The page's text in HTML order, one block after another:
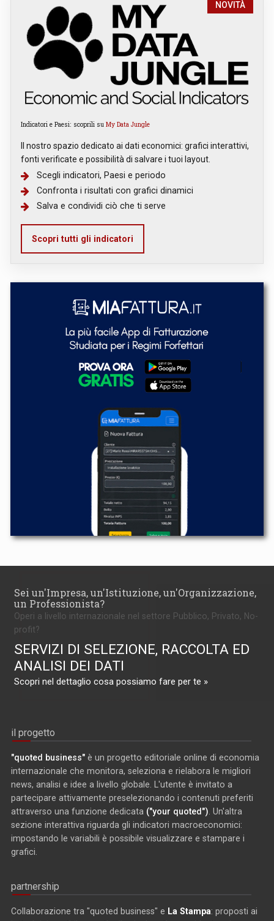
NOVITÀ
Indicatori e Paesi: scoprili su My Data Jungle
Il nostro spazio dedicato ai dati economici: grafici interattivi,
fonti verificate e possibilità di salvare i tuoi layout.
Scegli indicatori, Paesi e periodo
Confronta i risultati con grafici dinamici
Salva e condividi ciò che ti serve
Scopri tutti gli indicatori
Sei un'Impresa, un'Istituzione, un'Organizzazione,
un Professionista?
Operi a livello internazionale nel settore Pubblico, Privato, No-
profit?
SERVIZI DI SELEZIONE, RACCOLTA ED
ANALISI DEI DATI
Scopri nel dettaglio cosa possiamo fare per te »
il progetto
"quoted business" è un progetto editoriale online di economia
internazionale che monitora, seleziona e rielabora le migliori
news, analisi e idee a livello globale. L'utente è invitato a
partecipare attivamente preselezionando i contenuti preferiti
attraverso una funzione dedicata ("your quoted") . Un'altra
sezione interattiva riguarda gli indicatori macroeconomici:
impostando le variabili è possibile visualizzare e stampare i
grafici.
partnership
Collaborazione tra "quoted business" e La Stampa: proposti ai